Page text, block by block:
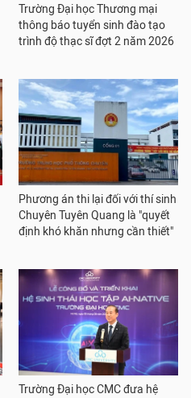
Trường Đại học Thương mại
thông báo tuyển sinh đào tạo
trình độ thạc sĩ đợt 2 năm 2026
Phương án thi lại đối với thí sinh
Chuyên Tuyên Quang là "quyết
định khó khăn nhưng cần thiết"
Trường Đại học CMC đưa hệ